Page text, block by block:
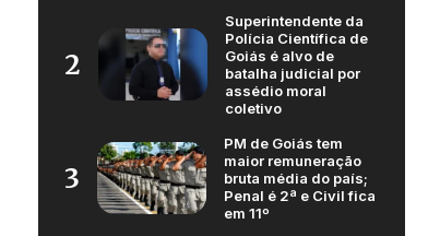
2
Superintendente da
Polícia Científica de
Goiás é alvo de
batalha judicial por
assédio moral
coletivo
3
PM de Goiás tem
maior remuneração
bruta média do país;
Penal é 2ª e Civil fica
em 11º